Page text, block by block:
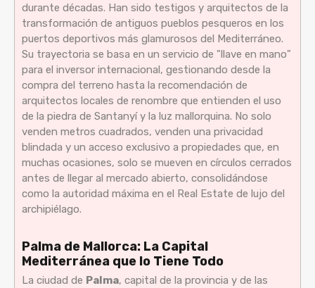
durante décadas. Han sido testigos y arquitectos de la
transformación de antiguos pueblos pesqueros en los
puertos deportivos más glamurosos del Mediterráneo.
Su trayectoria se basa en un servicio de "llave en mano"
para el inversor internacional, gestionando desde la
compra del terreno hasta la recomendación de
arquitectos locales de renombre que entienden el uso
de la piedra de Santanyí y la luz mallorquina. No solo
venden metros cuadrados, venden una privacidad
blindada y un acceso exclusivo a propiedades que, en
muchas ocasiones, solo se mueven en círculos cerrados
antes de llegar al mercado abierto, consolidándose
como la autoridad máxima en el Real Estate de lujo del
archipiélago.
Palma de Mallorca: La Capital
Mediterránea que lo Tiene Todo
La ciudad de Palma, capital de la provincia y de las